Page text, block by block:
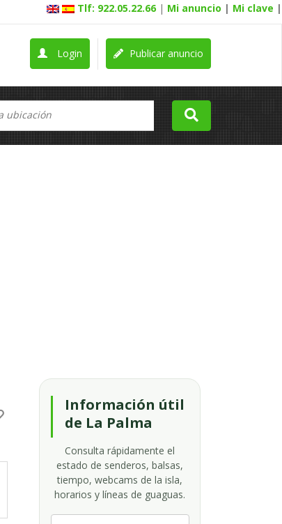
Tlf: 922.05.22.66 | Mi anuncio | Mi clave |
Publicar anuncio
Login
Información útil
de La Palma
Consulta rápidamente el
estado de senderos, balsas,
tiempo, webcams de la isla,
horarios y líneas de guaguas.